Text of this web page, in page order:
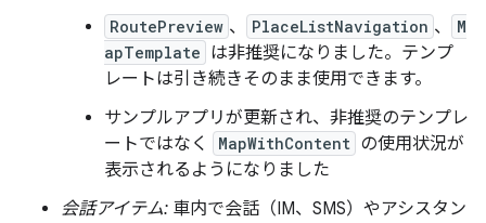
RoutePreview 、 PlaceListNavigation 、
M
apTemplate は非推奨になりました。テンプ
レートは引き続きそのまま使用できます。
サンプルアプリが更新され、非推奨のテンプレ
ートではなく
MapWithContent の使用状況が
表示されるようになりました
会話アイテム: 車内で会話（IM、SMS）やアシスタン